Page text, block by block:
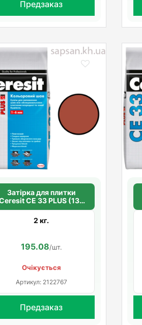
Предзаказ
Затірка для плитки
СЕ 33 PLUS (134
клінкер)
2 кг.
195.08/шт.
Очікується
Артикул: 2122767
Предзаказ